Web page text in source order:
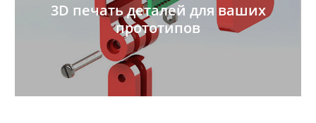
3D печать деталей для ваших
прототипов